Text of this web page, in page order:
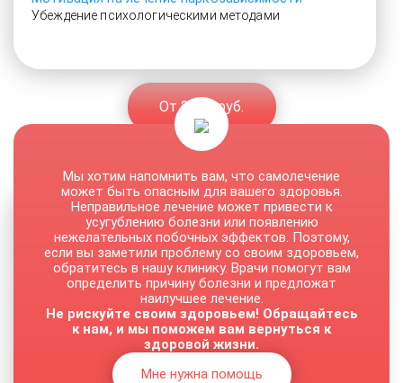
Убеждение психологическими методами
От 2500 руб.
Мы хотим напомнить вам, что самолечение
может быть опасным для вашего здоровья.
Неправильное лечение может привести к
усугублению болезни или появлению
нежелательных побочных эффектов. Поэтому,
если вы заметили проблему со своим здоровьем,
обратитесь в нашу клинику. Врачи помогут вам
определить причину болезни и предложат
наилучшее лечение.
Не рискуйте своим здоровьем! Обращайтесь
к нам, и мы поможем вам вернуться к
здоровой жизни.
Мне нужна помощь